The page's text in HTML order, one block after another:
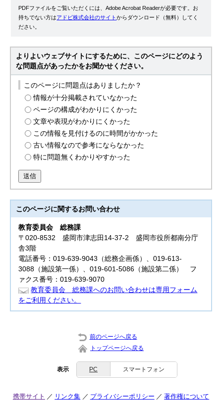
PDFファイルをご覧いただくには、Adobe Acrobat Readerが必要です。お
持ちでない方はアドビ株式会社のサイトからダウンロード（無料）してく
ださい。
よりよいウェブサイトにするために、このページにどのよう
な問題点があったかをお聞かせください。
このページに問題点はありましたか？
情報が十分掲載されていなかった
ページの構成がわかりにくかった
文章や表現がわかりにくかった
この情報を見付けるのに時間がかかった
古い情報なので参考にならなかった
特に問題無くわかりやすかった
送信
このページに関するお問い合わせ
教育委員会総務課
〒020-8532 盛岡市津志田14-37-2 盛岡市役所都南分庁
舎3階
電話番号：019-639-9043（総務企画係）、019-613-
3088（施設第一係）、019-601-5086（施設第二係） フ
ァクス番号：019-639-9070
教育委員会 総務課へのお問い合わせは専用フォーム
をご利用ください。
前のページへ戻る
トップページへ戻る
表示 PC スマートフォン
携帯サイト リンク集 プライバシーポリシー 著作権について